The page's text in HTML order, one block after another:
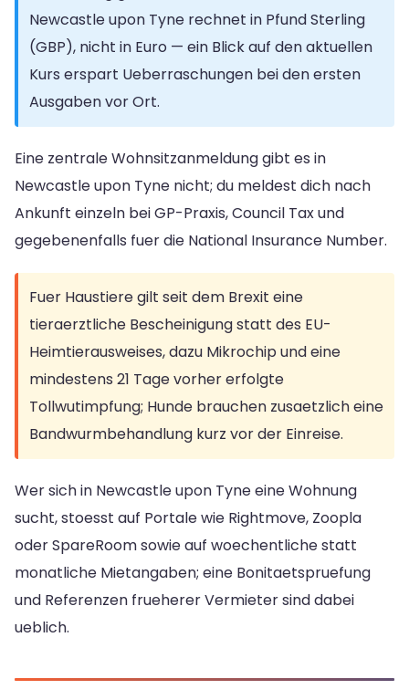
Newcastle upon Tyne rechnet in Pfund Sterling
(GBP), nicht in Euro — ein Blick auf den aktuellen
Kurs erspart Ueberraschungen bei den ersten
Ausgaben vor Ort.
Eine zentrale Wohnsitzanmeldung gibt es in
Newcastle upon Tyne nicht; du meldest dich nach
Ankunft einzeln bei GP-Praxis, Council Tax und
gegebenenfalls fuer die National Insurance Number.
Fuer Haustiere gilt seit dem Brexit eine
tieraerztliche Bescheinigung statt des EU-
Heimtierausweises, dazu Mikrochip und eine
mindestens 21 Tage vorher erfolgte
Tollwutimpfung; Hunde brauchen zusaetzlich eine
Bandwurmbehandlung kurz vor der Einreise.
Wer sich in Newcastle upon Tyne eine Wohnung
sucht, stoesst auf Portale wie Rightmove, Zoopla
oder SpareRoom sowie auf woechentliche statt
monatliche Mietangaben; eine Bonitaetspruefung
und Referenzen frueherer Vermieter sind dabei
ueblich.